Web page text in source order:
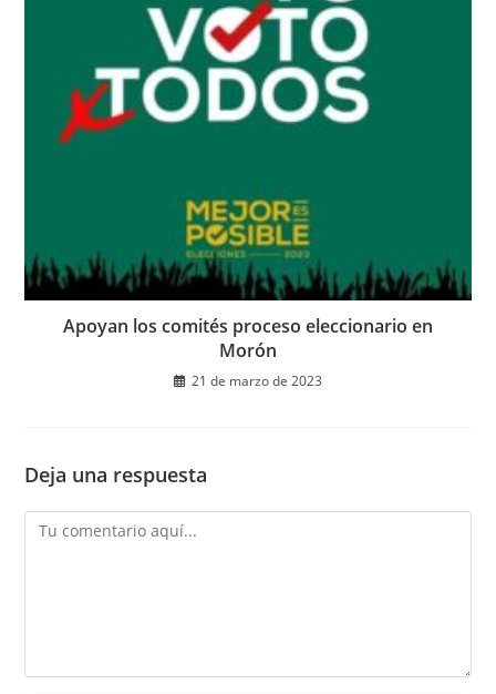
Apoyan los comités proceso eleccionario en
Morón
21 de marzo de 2023
Deja una respuesta
Comentario